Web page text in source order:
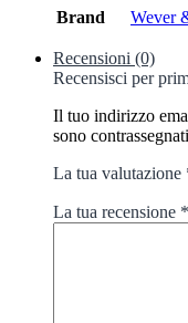
Brand Wever
Recensioni (0)
Recensisci per
Il tuo indirizzo
sono contrassegnati
La tua valutazione
La tua recensione *